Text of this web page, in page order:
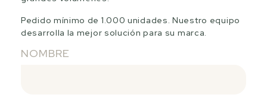
Pedido mínimo de 1.000 unidades. Nuestro equipo
desarrolla la mejor solución para su marca.
NOMBRE